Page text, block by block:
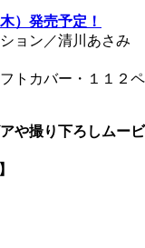
）発売予定！
ョン／清川あさみ
トカバー・１１２ペ
や撮り下ろしムービ
】